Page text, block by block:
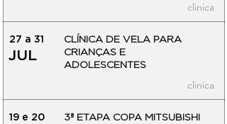
clinica
27 a 31
JUL
CLÍNICA DE VELA PARA
CRIANÇAS E
ADOLESCENTES
clinica
19 e 20 3ª ETAPA COPA MITSUBISHI